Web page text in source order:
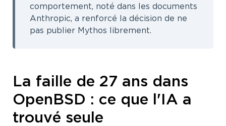
comportement, noté dans les documents
Anthropic, a renforcé la décision de ne
pas publier Mythos librement.
La faille de 27 ans dans
OpenBSD : ce que l'IA a
trouvé seule